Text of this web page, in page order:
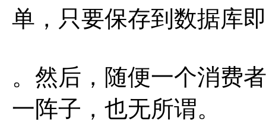
单，只要保存到数据库
。然后，随便一个消费
一阵子，也无所谓。